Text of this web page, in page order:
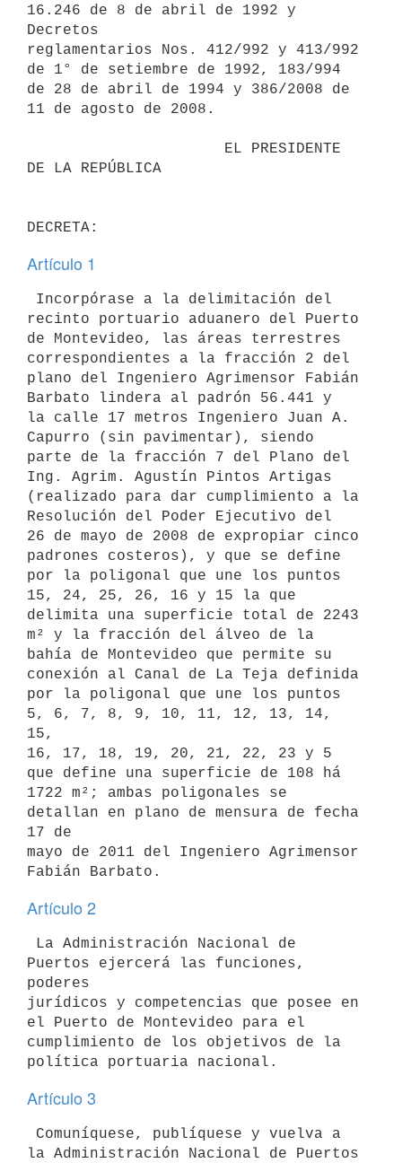
16.246 de 8 de abril de 1992 y
Decretos
reglamentarios Nos. 412/992 y 413/992
de 1° de setiembre de 1992, 183/994
de 28 de abril de 1994 y 386/2008 de
11 de agosto de 2008.
DE LA REPÚBLICA
Artículo 1
recinto portuario aduanero del Puerto
de Montevideo, las áreas terrestres
correspondientes a la fracción 2 del
plano del Ingeniero Agrimensor Fabián
Barbato lindera al padrón 56.441 y
la calle 17 metros Ingeniero Juan A.
Capurro (sin pavimentar), siendo
parte de la fracción 7 del Plano del
Ing. Agrim. Agustín Pintos Artigas
(realizado para dar cumplimiento a la
Resolución del Poder Ejecutivo del
26 de mayo de 2008 de expropiar cinco
padrones costeros), y que se define
por la poligonal que une los puntos
15, 24, 25, 26, 16 y 15 la que
delimita una superficie total de 2243
m² y la fracción del álveo de la
bahía de Montevideo que permite su
conexión al Canal de La Teja definida
por la poligonal que une los puntos
5, 6, 7, 8, 9, 10, 11, 12, 13, 14,
15,
16, 17, 18, 19, 20, 21, 22, 23 y 5
que define una superficie de 108 há
1722 m²; ambas poligonales se
detallan en plano de mensura de fecha
17 de
mayo de 2011 del Ingeniero Agrimensor
Artículo 2
Puertos ejercerá las funciones,
poderes
jurídicos y competencias que posee en
el Puerto de Montevideo para el
cumplimiento de los objetivos de la
Artículo 3
la Administración Nacional de Puertos